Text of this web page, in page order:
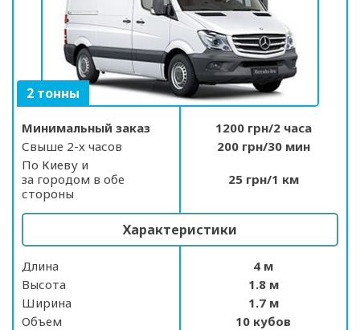
2 тонны
Минимальный заказ
1200 грн/2 часа
Свыше 2-х часов
200 грн/30 мин
По Киеву и
за городом в обе
стороны
25 грн/1 км
Характеристики
Длина
4 м
Высота
1.8 м
Ширина
1.7 м
Объем
10 кубов